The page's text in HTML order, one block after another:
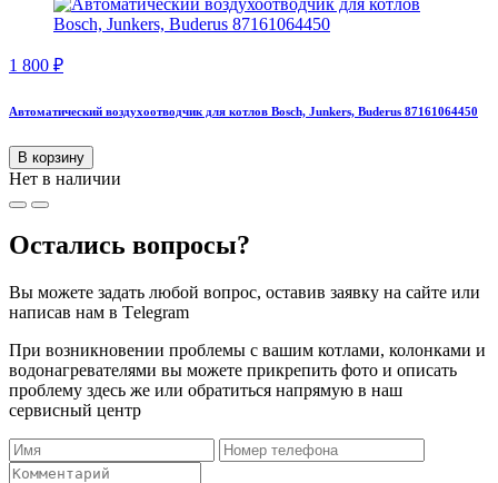
1 800 ₽
Автоматический воздухоотводчик для котлов Bosch, Junkers, Buderus 87161064450
В корзину
Нет в наличии
Остались вопросы?
Вы можете задать любой вопрос, оставив заявку на сайте или
написав нам в Тelegram
При возникновении проблемы с вашим котлами, колонками и
водонагревателями вы можете прикрепить фото и описать
проблему здесь же или обратиться напрямую в наш
сервисный центр